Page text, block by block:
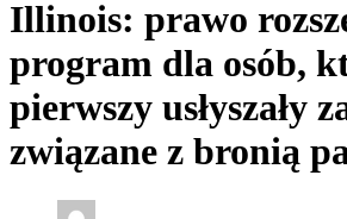
Illinois: prawo
program dla osób,
pierwszy usłyszały
związane z bronią